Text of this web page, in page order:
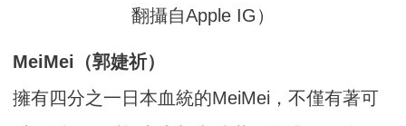
翻攝自Apple IG）
MeiMei（郭婕祈）
擁有四分之一日本血統的MeiMei，不僅有著可